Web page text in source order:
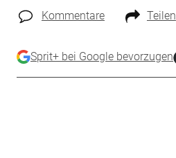
Kommentare Teilen
Sprit+ bei Google bevorzugen